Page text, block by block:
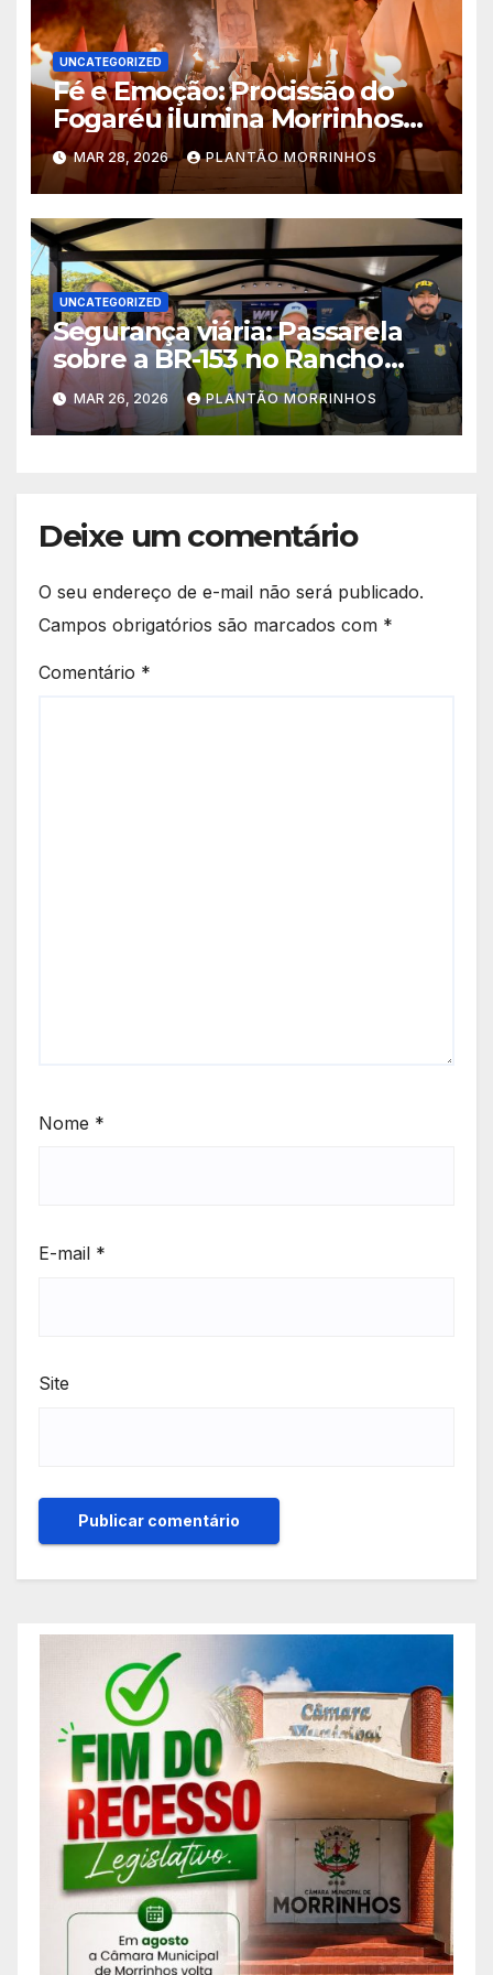
UNCATEGORIZED
Fé e Emoção: Procissão do
Fogaréu ilumina Morrinhos
no dia 30
MAR 28, 2026 PLANTÃO MORRINHOS
UNCATEGORIZED
Segurança viária: Passarela
sobre a BR-153 no Rancho
Alegre sairá do papel em 100
dias
MAR 26, 2026 PLANTÃO MORRINHOS
Deixe um comentário
O seu endereço de e-mail não será publicado.
Campos obrigatórios são marcados com *
Comentário *
Nome *
E-mail *
Site